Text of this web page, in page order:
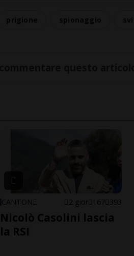
CANTONE 2 gior 167 393
Nicolò Casolini lascia
la RSI